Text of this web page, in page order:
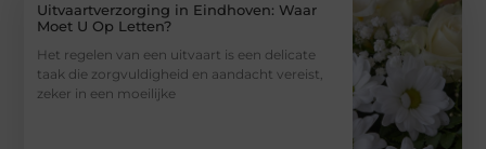
Uitvaartverzorging in Eindhoven: Waar
Moet U Op Letten?
Het regelen van een uitvaart is een delicate
taak die zorgvuldigheid en aandacht vereist,
zeker in een moeilijke